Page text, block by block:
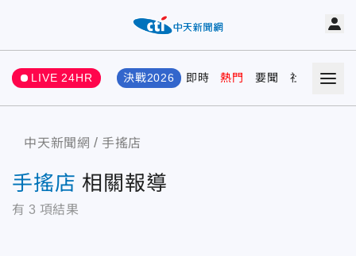
LIVE 24HR 決戰2026 即時 熱門 要聞 社會 娛樂
中天新聞網 手搖店
手搖店 相關報導
有 3 項結果